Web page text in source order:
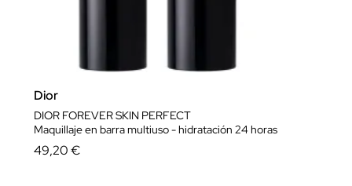
Dior
DIOR FOREVER SKIN PERFECT
Maquillaje en barra multiuso - hidratación 24 horas
49,20 €